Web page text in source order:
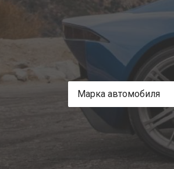
Марка автомобиля